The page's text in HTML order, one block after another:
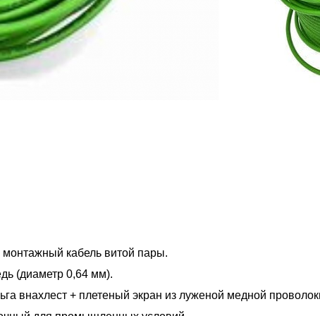
кабель витой пары.
(диаметр 0,64 мм).
внахлест + плетеный экран из луженой медной